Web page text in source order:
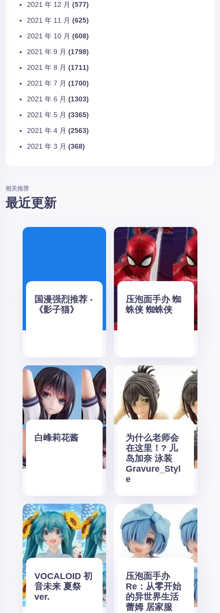
2021 年 12 月 (577)
2021 年 11 月 (625)
2021 年 10 月 (608)
2021 年 9 月 (1798)
2021 年 8 月 (1711)
2021 年 7 月 (1700)
2021 年 6 月 (1303)
2021 年 5 月 (3365)
2021 年 4 月 (2563)
2021 年 3 月 (368)
相关推荐
最近更新
国漫强烈推荐 -
《影子猫》
压泡面手办 蜘
蛛侠 蜘蛛侠
白峰莉花酱
为什么老师会
在这里！? 儿
岛加奈 泳装
Gravure_Styl
e
VOCALOID 初
音未来 夏祭
ver.
压泡面手办
Re：从零开始
的异世界生活
蕾姆 居家服